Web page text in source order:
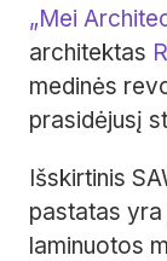
„Mei
architektas
medinės
prasidėjusį
Išskirtinis
pastatas
laminuotos